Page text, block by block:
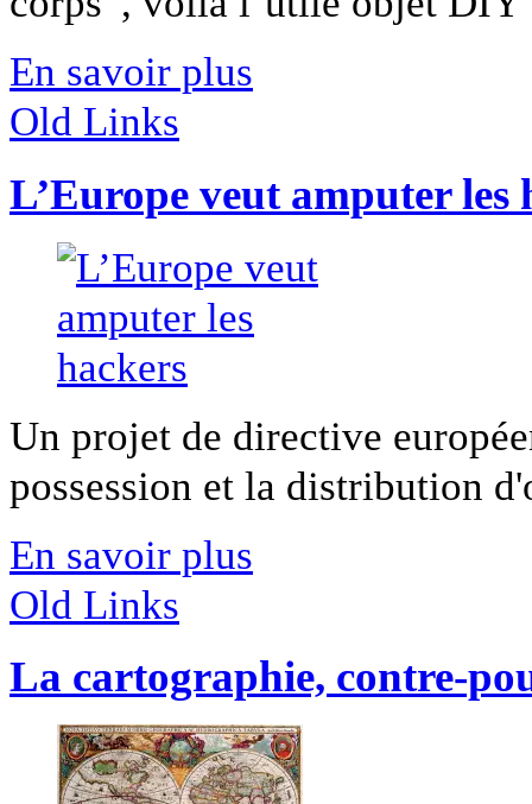
En savoir plus
Old Links
L’Europe veut amputer les
Un projet de directive
possession et la distribution
En savoir plus
Old Links
La cartographie, contre-